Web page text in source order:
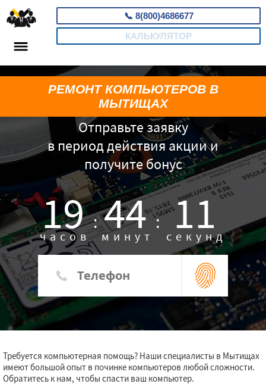
📞 8(800)4686677
КАЛЬКУЛЯТОР
Отправьте заявку
в период действия акции и
получите бонус
19 :
часов 44 :
минут 10
секунд
РЕМОНТ КОМПЬЮТЕРОВ В
МЫТИЩАХ
Требуется компьютерная помощь? Наши специалисты в Мытищах
имеют большой опыт в починке компьютеров любой сложности.
Обратитесь к нам, чтобы спасти ваш компьютер.